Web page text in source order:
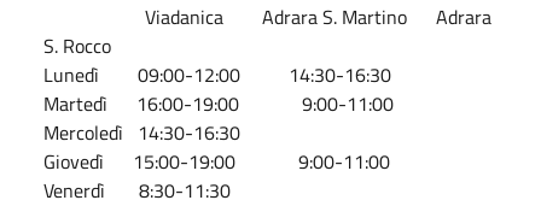
Viadanica Adrara S. Martino Adrara
S. Rocco
Lunedì 09:00-12:00 14:30-16:30
Martedì 16:00-19:00 9:00-11:00
Mercoledì 14:30-16:30
Giovedì 15:00-19:00 9:00-11:00
Venerdì 8:30-11:30